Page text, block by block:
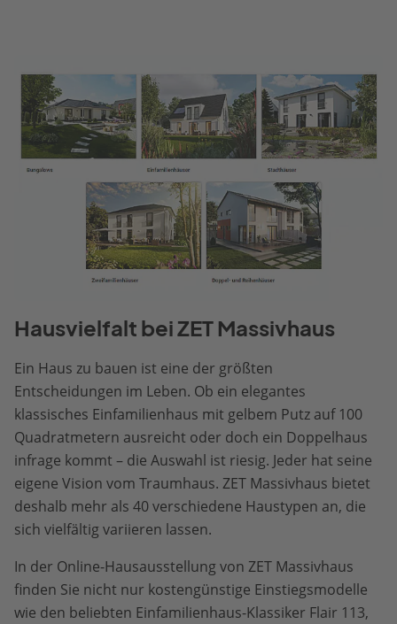
Hausvielfalt bei ZET Massivhaus
Ein Haus zu bauen ist eine der größten
Entscheidungen im Leben. Ob ein elegantes
klassisches Einfamilienhaus mit gelbem Putz auf 100
Quadratmetern ausreicht oder doch ein Doppelhaus
infrage kommt – die Auswahl ist riesig. Jeder hat seine
eigene Vision vom Traumhaus. ZET Massivhaus bietet
deshalb mehr als 40 verschiedene Haustypen an, die
sich vielfältig variieren lassen.
In der Online-Hausausstellung von ZET Massivhaus
finden Sie nicht nur kostengünstige Einstiegsmodelle
wie den beliebten Einfamilienhaus-Klassiker Flair 113,